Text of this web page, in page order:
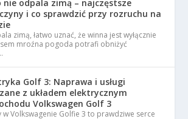
nie odpala zimą – najczęstsze
i co sprawdzić przy rozruchu na
zimą, łatwo uznać, że winna jest wyłącznie
mroźna pogoda potrafi obniżyć
Golf 3: Naprawa i usługi
z układem elektrycznym
Volkswagen Golf 3
w Volkswagenie Golfie 3 to prawdziwe serce